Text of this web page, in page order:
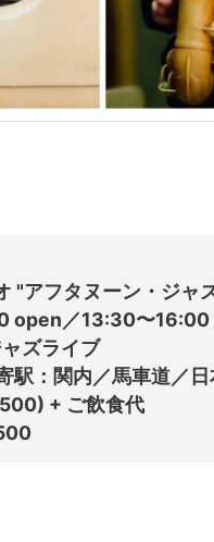
アフタヌーン・ジャ
open／13:30〜16:00
ズライブ
駅：関内／馬車道／
+ ご飲食代
■ 備考：テーブルチャージ¥500